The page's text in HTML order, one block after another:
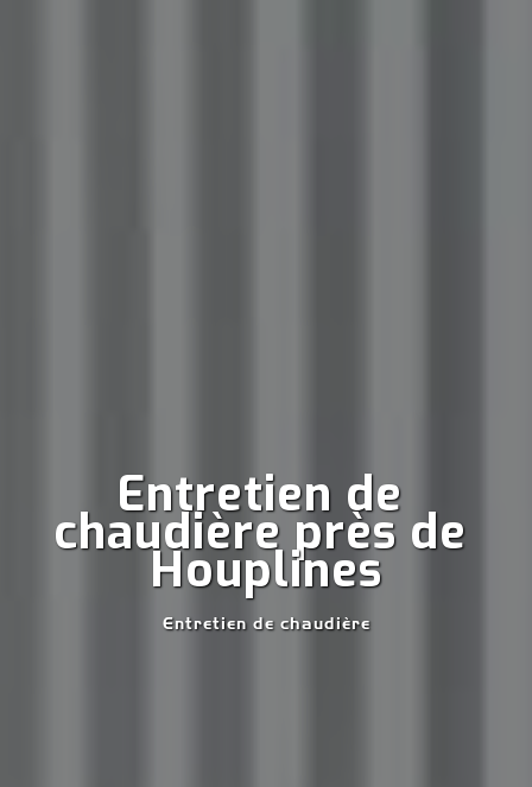
Entretien de
chaudière près de
Houplines
Entretien de chaudière